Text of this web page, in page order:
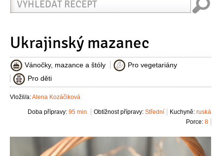
recept
Ukrajinský mazanec
Vánočky, mazance a štóly
Pro vegetariány
Pro děti
Vložil/a:Alena Kozáčiková
Kuchyně: ruská
Obtížnost přípravy: Střední
Doba přípravy: 95 min.
Porce: 8